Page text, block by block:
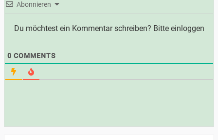
Abonnieren
Du möchtest ein Kommentar schreiben? Bitte einloggen
0 COMMENTS